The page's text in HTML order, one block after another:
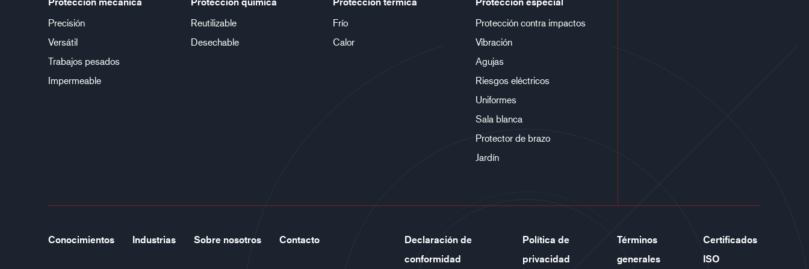
Precisión
Versátil
Trabajos pesados
Impermeable
Reutilizable
Desechable
Frío
Calor
Protección contra impactos
Vibración
Agujas
Riesgos eléctricos
Uniformes
Sala blanca
Protector de brazo
Jardín
Conocimientos Industrias Sobre nosotros Contacto
Declaración de
conformidad
Política de
privacidad
Términos
generales
Certificados
ISO